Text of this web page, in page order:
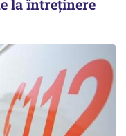
la întreținere